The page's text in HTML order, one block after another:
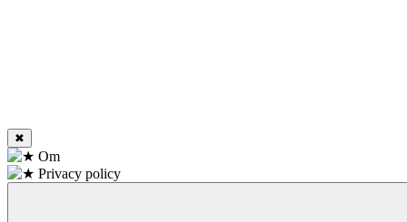
✖
Om
Privacy policy